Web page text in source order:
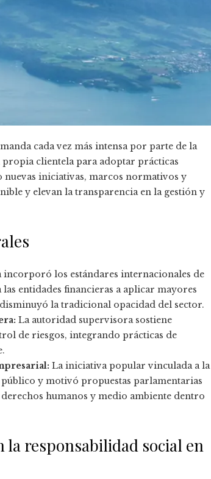
cada vez más intensa por parte de la
clientela para adoptar prácticas
nuevas iniciativas, marcos normativos y
y elevan la transparencia en la gestión y
incorporó los estándares internacionales de
entidades financieras a aplicar mayores
la tradicional opacidad del sector.
La autoridad supervisora sostiene
de riesgos, integrando prácticas de
La iniciativa popular vinculada a la
y motivó propuestas parlamentarias
humanos y medio ambiente dentro
responsabilidad social en